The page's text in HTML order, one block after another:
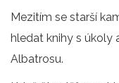
Mezitím se starší
hledat knihy s úkoly
Albatrosu.